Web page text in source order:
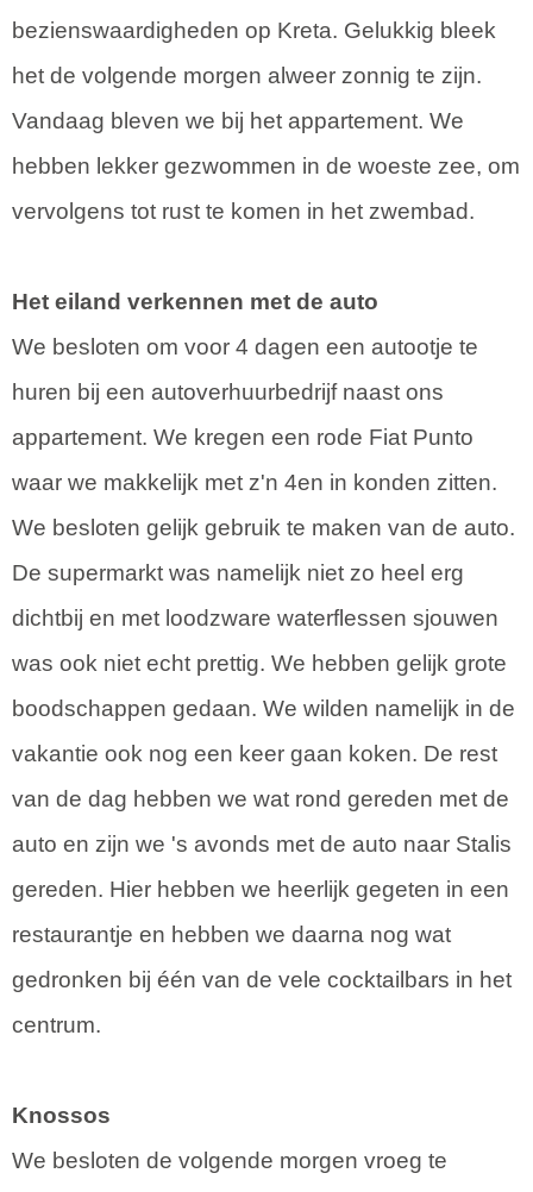
bezienswaardigheden op Kreta. Gelukkig bleek
het de volgende morgen alweer zonnig te zijn.
Vandaag bleven we bij het appartement. We
hebben lekker gezwommen in de woeste zee, om
vervolgens tot rust te komen in het zwembad.
Het eiland verkennen met de auto
We besloten om voor 4 dagen een autootje te
huren bij een autoverhuurbedrijf naast ons
appartement. We kregen een rode Fiat Punto
waar we makkelijk met z'n 4en in konden zitten.
We besloten gelijk gebruik te maken van de auto.
De supermarkt was namelijk niet zo heel erg
dichtbij en met loodzware waterflessen sjouwen
was ook niet echt prettig. We hebben gelijk grote
boodschappen gedaan. We wilden namelijk in de
vakantie ook nog een keer gaan koken. De rest
van de dag hebben we wat rond gereden met de
auto en zijn we 's avonds met de auto naar Stalis
gereden. Hier hebben we heerlijk gegeten in een
restaurantje en hebben we daarna nog wat
gedronken bij één van de vele cocktailbars in het
centrum.
Knossos
We besloten de volgende morgen vroeg te